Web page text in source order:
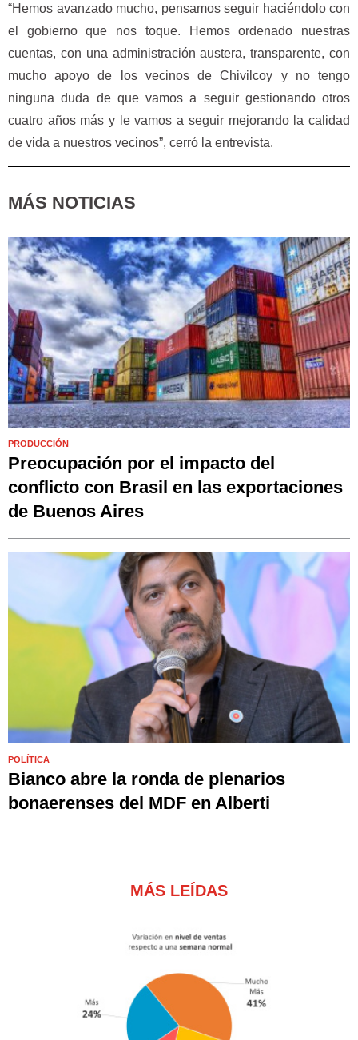
“Hemos avanzado mucho, pensamos seguir haciéndolo con
el gobierno que nos toque. Hemos ordenado nuestras
cuentas, con una administración austera, transparente, con
mucho apoyo de los vecinos de Chivilcoy y no tengo
ninguna duda de que vamos a seguir gestionando otros
cuatro años más y le vamos a seguir mejorando la calidad
de vida a nuestros vecinos”, cerró la entrevista.
MÁS NOTICIAS
PRODUCCIÓN
Preocupación por el impacto del
conflicto con Brasil en las exportaciones
de Buenos Aires
POLÍTICA
Bianco abre la ronda de plenarios
bonaerenses del MDF en Alberti
MÁS LEÍDAS